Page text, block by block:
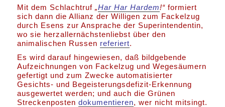
Mit dem Schlachtruf„Har Har Hardem!“ formiert
sich dann die Allianz der Willigen zum Fackelzug
durch Esens zur Ansprache der Superintendentin,
wo sie herzallernächstenliebst über den
animalischen Russen referiert.
Es wird darauf hingewiesen, daß bildgebende
Aufzeichnungen von Fackelzug und Wegesäumern
gefertigt und zum Zwecke automatisierter
Gesichts- und Begeisterungsdefizit-Erkennung
ausgewertet werden; und auch die Grünen
Streckenpostendokumentieren, wer nicht mitsingt.